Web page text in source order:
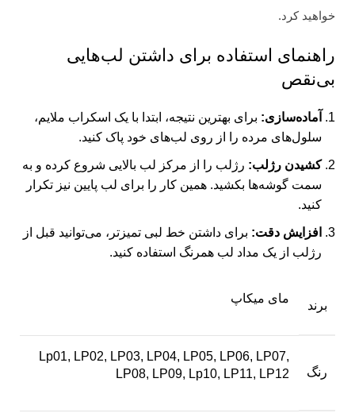
خواهید کرد.
راهنمای استفاده برای داشتن لب‌هایی
بی‌نقص
آماده‌سازی: برای بهترین نتیجه، ابتدا با یک اسکراب ملایم،
سلول‌های مرده را از روی لب‌های خود پاک کنید.
کشیدن رژلب: رژلب را از مرکز لب بالایی شروع کرده و به
سمت گوشه‌ها بکشید. همین کار را برای لب پایین نیز تکرار
کنید.
افزایش دقت: برای داشتن خط لبی تمیزتر، می‌توانید قبل از
رژلب از یک مداد لب همرنگ استفاده کنید.
برند
مای میکاپ
رنگ
Lp01, LP02, LP03, LP04, LP05, LP06, LP07,
LP08, LP09, Lp10, LP11, LP12